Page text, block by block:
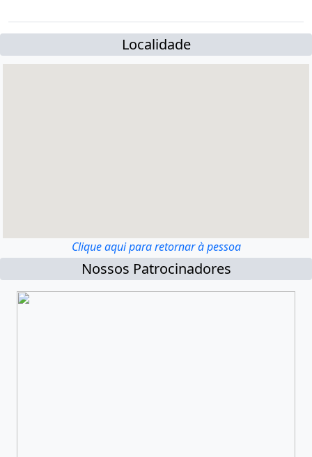
Localidade
Clique aqui para retornar à pessoa
Nossos Patrocinadores